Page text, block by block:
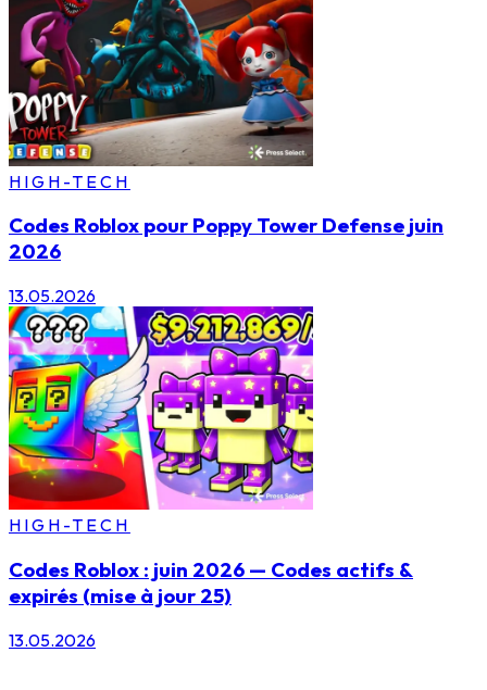
HIGH-TECH
Codes Roblox pour Poppy Tower Defense juin
2026
13.05.2026
HIGH-TECH
Codes Roblox : juin 2026 — Codes actifs &
expirés (mise à jour 25)
13.05.2026